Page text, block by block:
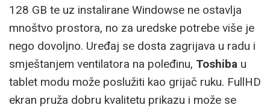
128 GB te uz instalirane Windowse ne ostavlja
mnoštvo prostora, no za uredske potrebe više je
nego dovoljno. Uređaj se dosta zagrijava u radu i
smještanjem ventilatora na poleđinu, Toshiba u
tablet modu može poslužiti kao grijač ruku. FullHD
ekran pruža dobru kvalitetu prikazu i može se